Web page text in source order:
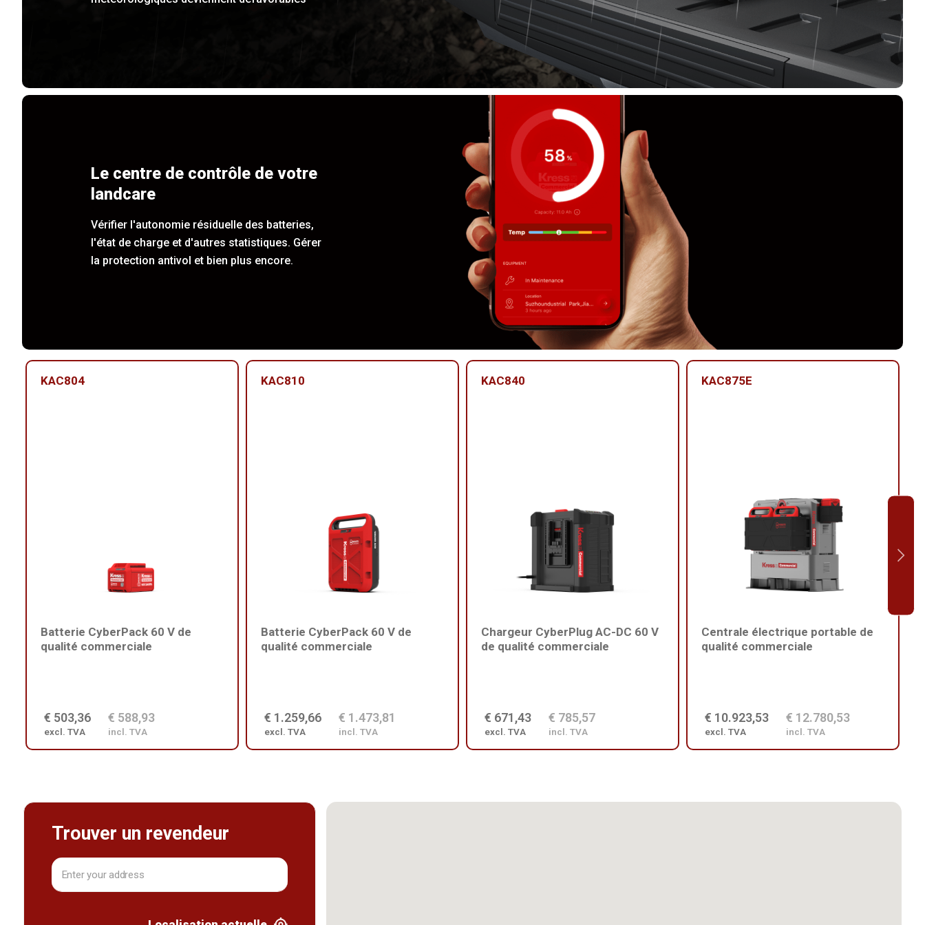
Le centre de contrôle de votre
landcare
Vérifier l'autonomie résiduelle des batteries,
l'état de charge et d'autres statistiques. Gérer
la protection antivol et bien plus encore.
KAC804
Batterie CyberPack 60 V de
qualité commerciale
€ 503,36
excl. TVA
€ 588,93
incl. TVA
KAC810
Batterie CyberPack 60 V de
qualité commerciale
€ 1.259,66
excl. TVA
€ 1.473,81
incl. TVA
KAC840
Chargeur CyberPlug AC-DC 60 V
de qualité commerciale
€ 671,43
excl. TVA
€ 785,57
incl. TVA
KAC875E
Centrale électrique portable de
qualité commerciale
€ 10.923,53
excl. TVA
€ 12.780,53
incl. TVA
Trouver un revendeur